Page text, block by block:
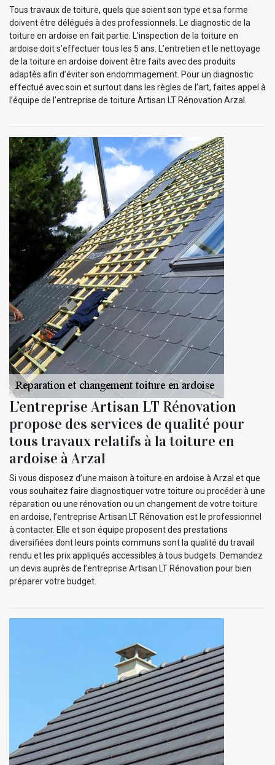
Tous travaux de toiture, quels que soient son type et sa forme
doivent être délégués à des professionnels. Le diagnostic de la
toiture en ardoise en fait partie. L’inspection de la toiture en
ardoise doit s’effectuer tous les 5 ans. L’entretien et le nettoyage
de la toiture en ardoise doivent être faits avec des produits
adaptés afin d’éviter son endommagement. Pour un diagnostic
effectué avec soin et surtout dans les règles de l’art, faites appel à
l’équipe de l’entreprise de toiture Artisan LT Rénovation Arzal.
L’entreprise Artisan LT Rénovation
propose des services de qualité pour
tous travaux relatifs à la toiture en
ardoise à Arzal
Si vous disposez d’une maison à toiture en ardoise à Arzal et que
vous souhaitez faire diagnostiquer votre toiture ou procéder à une
réparation ou une rénovation ou un changement de votre toiture
en ardoise, l’entreprise Artisan LT Rénovation est le professionnel
à contacter. Elle et son équipe proposent des prestations
diversifiées dont leurs points communs sont la qualité du travail
rendu et les prix appliqués accessibles à tous budgets. Demandez
un devis auprès de l’entreprise Artisan LT Rénovation pour bien
préparer votre budget.